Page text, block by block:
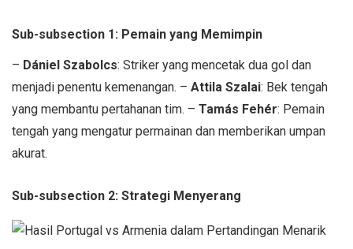
Sub-subsection 1: Pemain yang Memimpin
– Dániel Szabolcs: Striker yang mencetak dua gol dan
menjadi penentu kemenangan. – Attila Szalai: Bek tengah
yang membantu pertahanan tim. – Tamás Fehér: Pemain
tengah yang mengatur permainan dan memberikan umpan
akurat.
Sub-subsection 2: Strategi Menyerang